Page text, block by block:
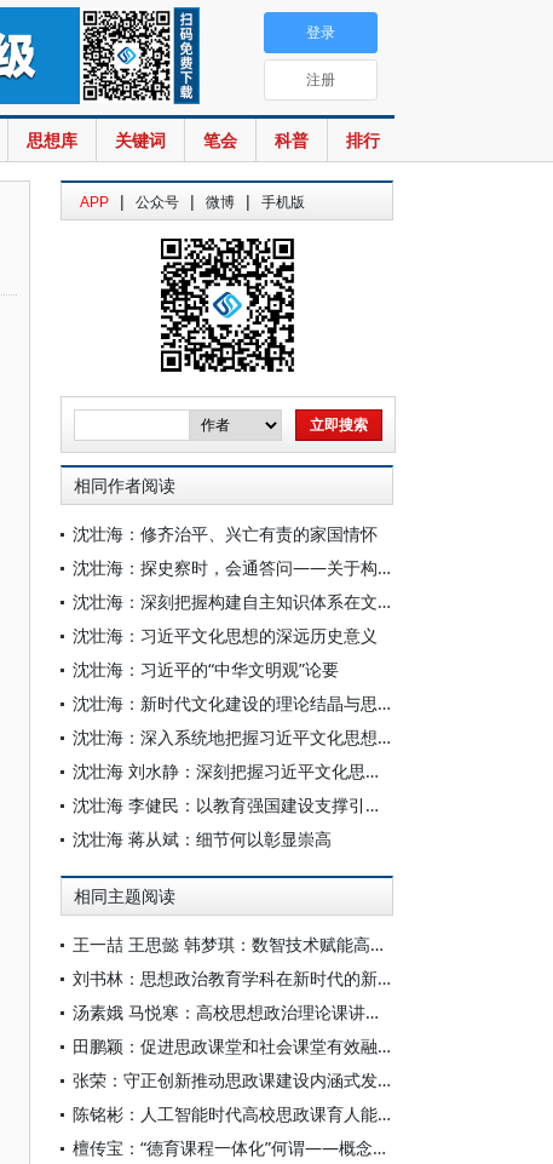
思想库 关键词 笔会 科普 排行
登录
注册
APP | 公众号 | 微博 | 手机版
相同作者阅读
沈壮海：修齐治平、兴亡有责的家国情怀
沈壮海：探史察时，会通答问——关于构建中国哲学社会科学自主知识体系的若干思考
沈壮海：深刻把握构建自主知识体系在文化繁荣发展中的基础性意义
沈壮海：习近平文化思想的深远历史意义
沈壮海：习近平的“中华文明观”论要
沈壮海：新时代文化建设的理论结晶与思想引领
沈壮海：深入系统地把握习近平文化思想的主要内容
沈壮海 刘水静：深刻把握习近平文化思想守正创新的精神特质
沈壮海 李健民：以教育强国建设支撑引领中国式现代化
沈壮海 蒋从斌：细节何以彰显崇高
相同主题阅读
王一喆 王思懿 韩梦琪：数智技术赋能高校思政课案例教学的应用图景与路径创新
刘书林：思想政治教育学科在新时代的新发展和创新趋势
汤素娥 马悦寒：高校思想政治理论课讲好新时代伟大变革成功案例的议题设置与教学理路
田鹏颖：促进思政课堂和社会课堂有效融合
张荣：守正创新推动思政课建设内涵式发展的实践路径
陈铭彬：人工智能时代高校思政课育人能力提升的逻辑与路径
檀传宝：“德育课程一体化”何谓——概念存在的必要与可能